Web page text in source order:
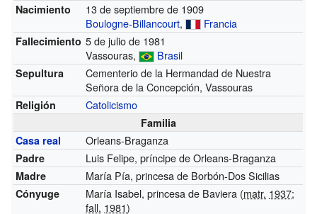
Nacimiento
13 de septiembre de 1909
Boulogne-Billancourt, Francia
Fallecimiento 5 de julio de 1981
Vassouras,
Brasil
Sepultura
Cementerio de la Hermandad de Nuestra
Señora de la Concepción, Vassouras
Religión Catolicismo
Familia
Casa real
Orleans-Braganza
Padre Luis Felipe, príncipe de Orleans-Braganza
Madre María Pía, princesa de Borbón-Dos Sicilias
Cónyuge María Isabel, princesa de Baviera (matr. 1937;
fall. 1981)